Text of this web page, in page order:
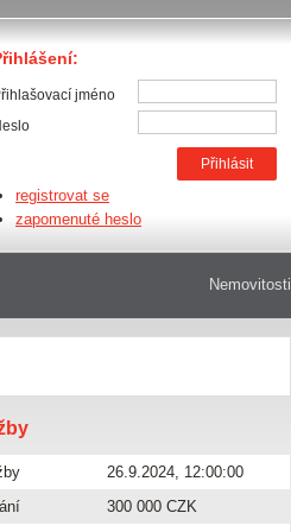
jméno
registrovat se
zapomenuté heslo
Nemovitosti
26.9.2024, 12:00:00
300 000 CZK